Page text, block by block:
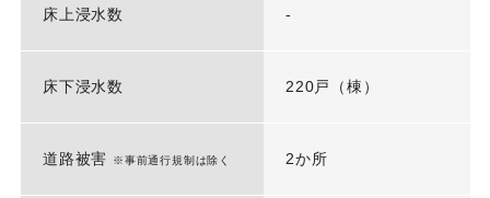
床上浸水数 -
床下浸水数 220戸（棟）
道路被害 ※事前通行規制は除く 2か所